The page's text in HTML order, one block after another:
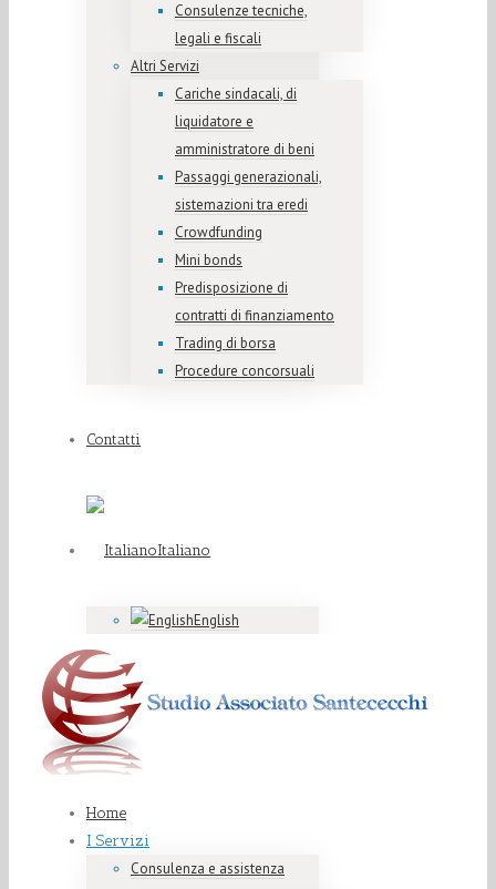
Consulenze tecniche,
legali e fiscali
Altri Servizi
Cariche sindacali, di
liquidatore e
amministratore di beni
Passaggi generazionali,
sistemazioni tra eredi
Crowdfunding
Mini bonds
Predisposizione di
contratti di finanziamento
Trading di borsa
Procedure concorsuali
Contatti
Italiano
English
Home
I Servizi
Consulenza e assistenza